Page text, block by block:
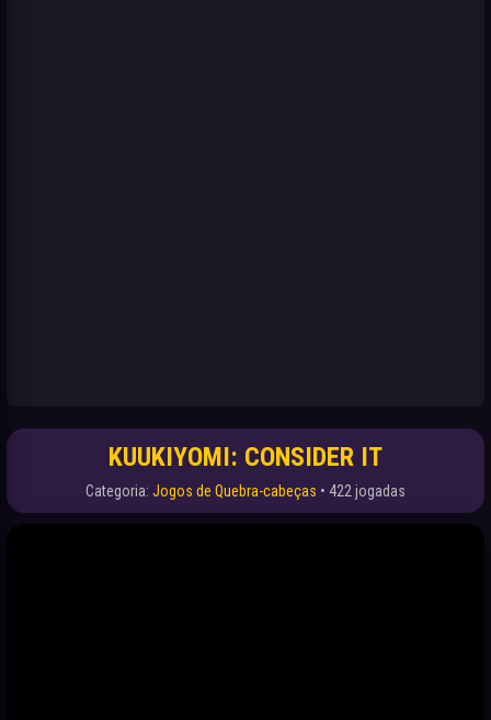
KUUKIYOMI: CONSIDER IT
Categoria: Jogos de Quebra-cabeças • 422 jogadas